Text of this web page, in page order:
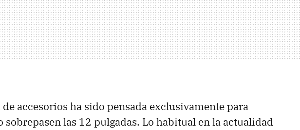
de accesorios ha sido pensada exclusivamente para
sobrepasen las 12 pulgadas. Lo habitual en la actualidad